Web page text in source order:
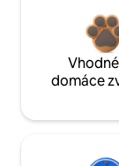
domáce